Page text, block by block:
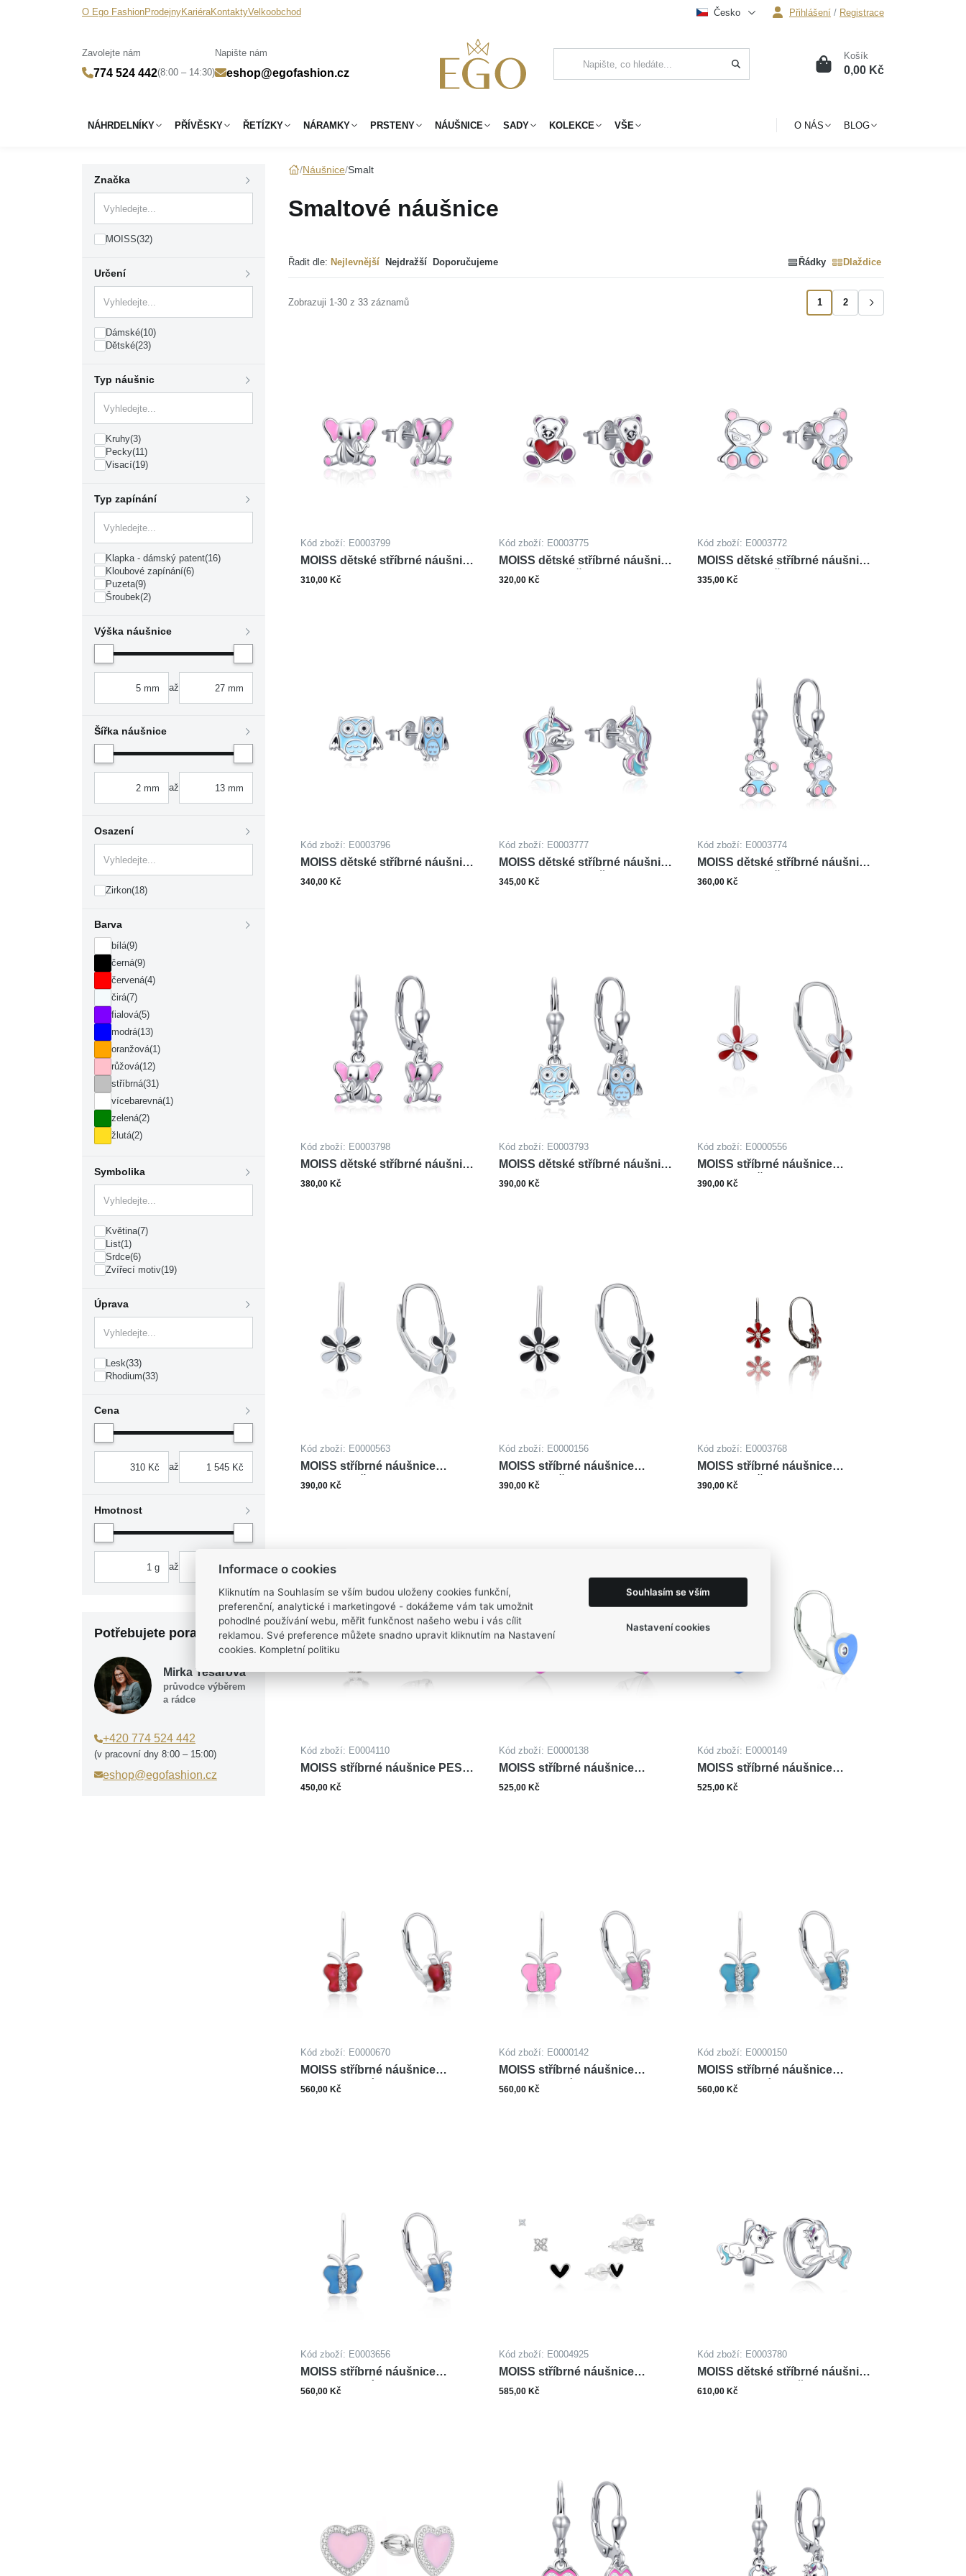
O Ego FashionProdejnyKariéraKontaktyVelkoobchod
Zavolejte nám
774 524 442(8:00 – 14:30)
Napište nám
eshop@egofashion.cz
Česko Přihlášení / Registrace
0 Košík
0,00 Kč
NÁHRDELNÍKY PŘÍVĚSKY ŘETÍZKY NÁRAMKY PRSTENY NÁUŠNICE SADY KOLEKCE VŠE O NÁS BLOG
Značka
MOISS(32)
Určení
Dámské(10)
Dětské(23)
Typ náušnic
Kruhy(3)
Pecky(11)
Visací(19)
Typ zapínání
Klapka - dámský patent(16)
Kloubové zapínání(6)
Puzeta(9)
Šroubek(2)
Výška náušnice
až
Šířka náušnice
až
Osazení
Zirkon(18)
Barva
bílá(9)
černá(9)
červená(4)
čirá(7)
fialová(5)
modrá(13)
oranžová(1)
růžová(12)
stříbrná(31)
vícebarevná(1)
zelená(2)
žlutá(2)
Symbolika
Květina(7)
List(1)
Srdce(6)
Zvířecí motiv(19)
Úprava
Lesk(33)
Rhodium(33)
Cena
až
Hmotnost
až
Potřebujete poradit?
Mirka Tesařová
průvodce výběrem
a rádce
+420 774 524 442
(v pracovní dny 8:00 – 15:00)
eshop@egofashion.cz
Náušnice Smalt
Smaltové náušnice
Řadit dle: Nejlevnější Nejdražší Doporučujeme Řádky Dlaždice
1 2
Zobrazuji 1-30 z 33 záznamů
Kód zboží: E0003799
MOISS dětské stříbrné náušnice
SMALT SLON
310,00 Kč
Kód zboží: E0003775
MOISS dětské stříbrné náušnice
SMALT MEDVĚD
320,00 Kč
Kód zboží: E0003772
MOISS dětské stříbrné náušnice
SMALT MEDVĚD
335,00 Kč
Kód zboží: E0003796
MOISS dětské stříbrné náušnice
SMALT SOVA
340,00 Kč
Kód zboží: E0003777
MOISS dětské stříbrné náušnice
SMALT JEDNOROŽEC
345,00 Kč
Kód zboží: E0003774
MOISS dětské stříbrné náušnice
SMALT MEDVĚD
360,00 Kč
Kód zboží: E0003798
MOISS dětské stříbrné náušnice
SMALT SLON
380,00 Kč
Kód zboží: E0003793
MOISS dětské stříbrné náušnice
SMALT SOVA
390,00 Kč
Kód zboží: E0000556
MOISS stříbrné náušnice
SMALT KVĚTINA
390,00 Kč
Kód zboží: E0000563
MOISS stříbrné náušnice
SMALT KVĚTINA
390,00 Kč
Kód zboží: E0000156
MOISS stříbrné náušnice
SMALT KVĚTINA
390,00 Kč
Kód zboží: E0003768
MOISS stříbrné náušnice
SMALT KVĚTINA
390,00 Kč
Kód zboží: E0004110
MOISS stříbrné náušnice PES
SMALT
450,00 Kč
Kód zboží: E0000138
MOISS stříbrné náušnice
SMALT SRDCE
525,00 Kč
Kód zboží: E0000149
MOISS stříbrné náušnice
SMALT SRDCE
525,00 Kč
Kód zboží: E0000670
MOISS stříbrné náušnice
SMALT MOTÝL
560,00 Kč
Kód zboží: E0000142
MOISS stříbrné náušnice
SMALT MOTÝL
560,00 Kč
Kód zboží: E0000150
MOISS stříbrné náušnice
SMALT MOTÝL
560,00 Kč
Kód zboží: E0003656
MOISS stříbrné náušnice
SMALT MOTÝL
560,00 Kč
Kód zboží: E0004925
MOISS stříbrné náušnice
SRDCE 2-7mm
585,00 Kč
Kód zboží: E0003780
MOISS dětské stříbrné náušnice
SMALT JEDNOROŽEC
610,00 Kč
Informace o cookies
Kliknutím na Souhlasím se vším budou uloženy cookies funkční,
preferenční, analytické i marketingové - dokážeme vám tak umožnit
pohodlné používání webu, měřit funkčnost našeho webu i vás cílit
reklamou. Své preference můžete snadno upravit kliknutím na Nastavení
cookies. Kompletní politiku
Souhlasím se vším
Nastavení cookies